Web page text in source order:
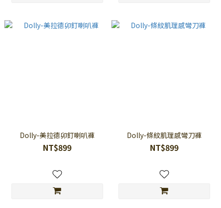
Dolly-美拉德卯釘喇叭褲
NT$899
Dolly-條紋肌理感彎刀褲
NT$899